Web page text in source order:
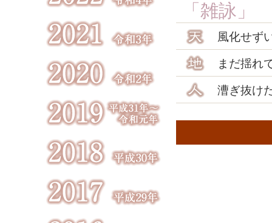
「雑詠」
風化せず
まだ揺れ
漕ぎ抜け